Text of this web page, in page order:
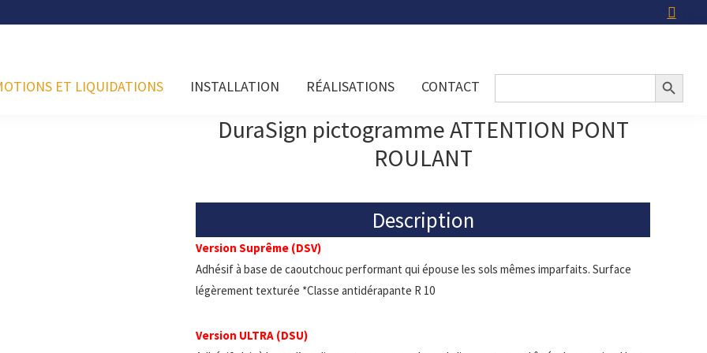
ET LIQUIDATIONS INSTALLATION RÉALISATIONS CONTACT Search Search Button
DuraSign pictogramme ATTENTION PONT
ROULANT
Description
Version Suprême (DSV)
Adhésif à base de caoutchouc performant qui épouse les sols mêmes imparfaits. Surface
légèrement texturée *Classe antidérapante R 10
Version ULTRA (DSU)